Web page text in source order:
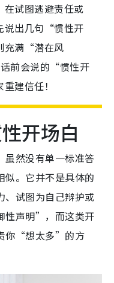
在试图逃避责任或
说出几句“惯性开
充满“潜在风
前会说的“惯性开
建信任！
开场白
然没有单一标准答
。它并不是具体的
、试图为自己辩护或
性声明”，而这类开
你“想太多”的方